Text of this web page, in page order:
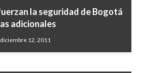
la seguridad de Bogotá
adicionales
12, 2011
a uno de los asaltantes
embarazada en el barrio